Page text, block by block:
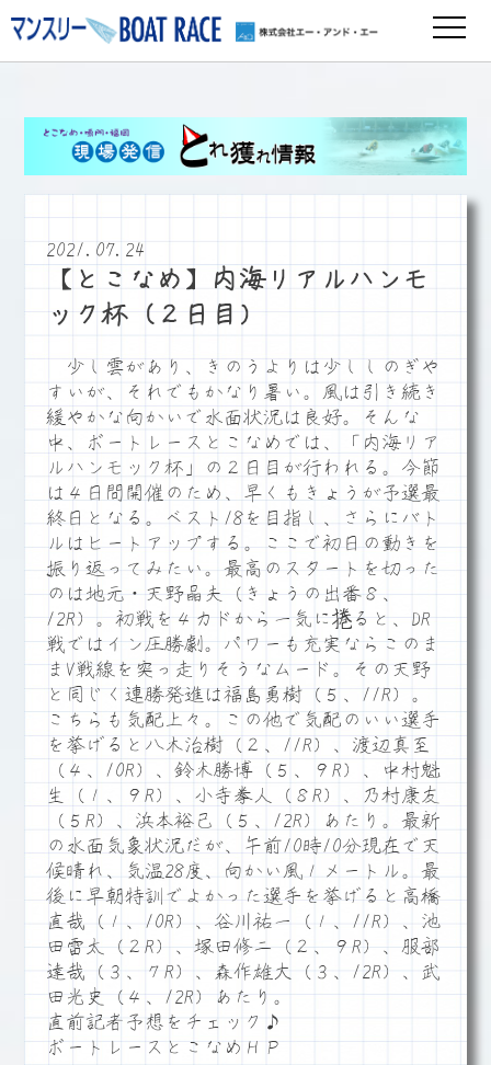
2021.07.24
【とこなめ】内海リアルハンモ
ック杯（２日目）
少し雲があり、きのうよりは少ししのぎや
すいが、それでもかなり暑い。風は引き続き
緩やかな向かいで水面状況は良好。そんな
中、ボートレースとこなめでは、「内海リア
ルハンモック杯」の２日目が行われる。今節
は４日間開催のため、早くもきょうが予選最
終日となる。ベスト18を目指し、さらにバト
ルはヒートアップする。ここで初日の動きを
振り返ってみたい。最高のスタートを切った
のは地元・天野晶夫（きょうの出番８、
12R）。初戦を４カドから一気に捲ると、DR
戦ではイン圧勝劇。パワーも充実ならこのま
まV戦線を突っ走りそうなムード。その天野
と同じく連勝発進は福島勇樹（５、11R）。
こちらも気配上々。この他で気配のいい選手
を挙げると八木治樹（２、11R）、渡辺真至
（４、10R）、鈴木勝博（５、９R）、中村魁
生（１、９R）、小寺拳人（８R）、乃村康友
（５R）、浜本裕己（５、12R）あたり。最新
の水面気象状況だが、午前10時10分現在で天
候晴れ、気温28度、向かい風１メートル。最
後に早朝特訓でよかった選手を挙げると高橋
直哉（１、10R）、谷川祐一（１、11R）、池
田雷太（２R）、塚田修二（２、９R）、服部
達哉（３、７R）、森作雄大（３、12R）、武
田光史（４、12R）あたり。
直前記者予想をチェック♪
ボートレースとこなめＨＰ